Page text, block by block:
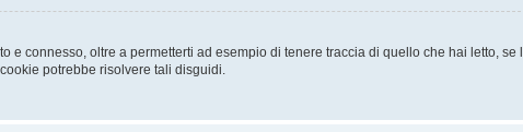
connesso, oltre a permetterti ad esempio di tenere traccia di quello che hai letto, se
potrebbe risolvere tali disguidi.